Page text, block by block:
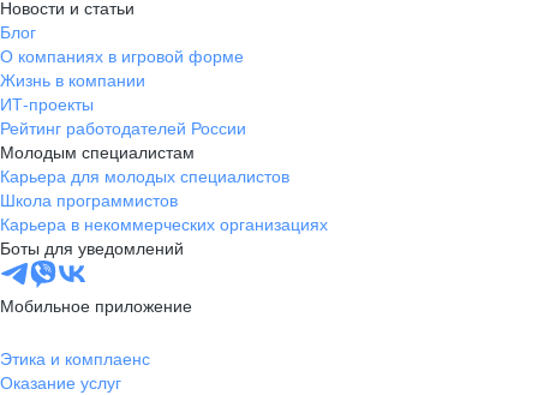
Новости и статьи
Блог
О компаниях в игровой форме
Жизнь в компании
ИТ-проекты
Рейтинг работодателей России
Молодым специалистам
Карьера для молодых специалистов
Школа программистов
Карьера в некоммерческих организациях
Боты для уведомлений
Мобильное приложение
Этика и комплаенс
Оказание услуг